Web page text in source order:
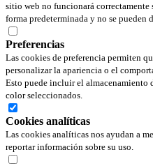
sitio web no funcionará correctamente
forma predeterminada y no se pueden
Preferencias
Las cookies de preferencia permiten
personalizar la apariencia o el
Esto puede incluir el almacenamiento
color seleccionados.
Cookies analíticas
Las cookies analíticas nos ayudan a
reportar información sobre su uso.